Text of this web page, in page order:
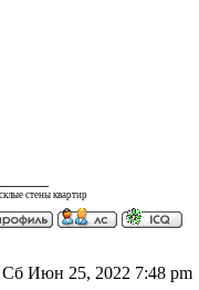
стены квартир
Сб Июн 25, 2022 7:48